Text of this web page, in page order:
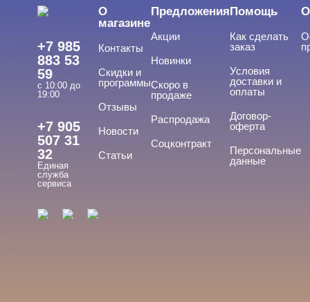
Акригель
Уф-Гель
Биогель
Показать все
Cвернуть
3д
База
+7 985
883 53
59
с 10:00 до
19:00
+7 905
507 31
32
Единая
служба
сервиса
О
магазине
Контакты
Скидки и
программы
Отзывы
Новости
Статьи
Предложения
Акции
Новинки
Скоро в
продаже
Распродажа
Соцконтракт
Помощь
Как сделать
заказ
Условия
доставки и
оплаты
Договор-
оферта
Персональные
данные